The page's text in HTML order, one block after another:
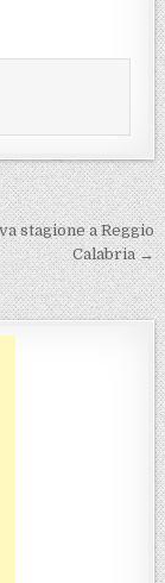
stagione a Reggio
Calabria →